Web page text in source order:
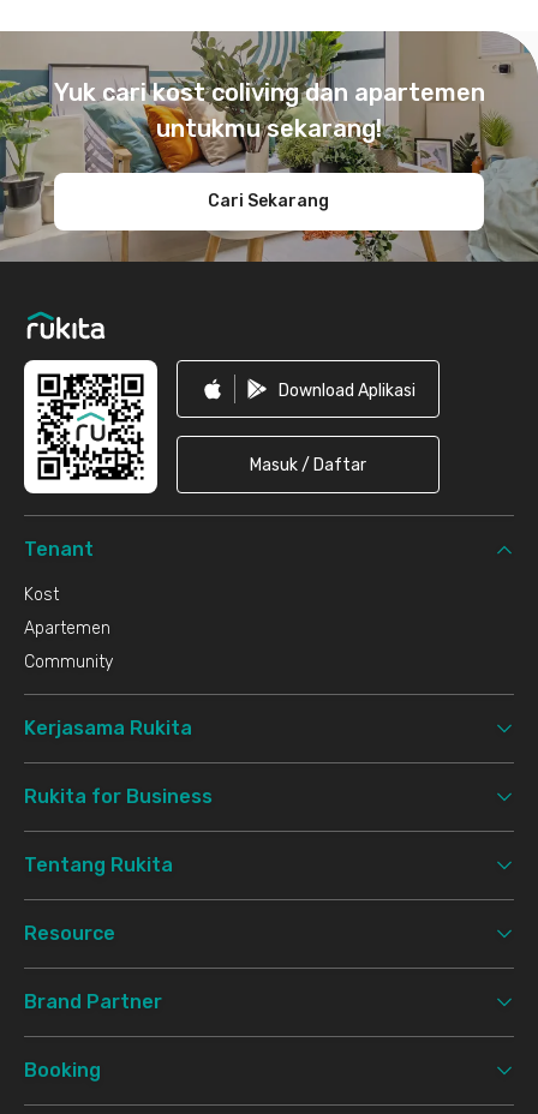
Yuk cari kost coliving dan apartemen
untukmu sekarang!
Cari Sekarang
Download Aplikasi
Masuk / Daftar
Tenant
Kost
Apartemen
Community
Kerjasama Rukita
Rukita for Business
Tentang Rukita
Resource
Brand Partner
Booking